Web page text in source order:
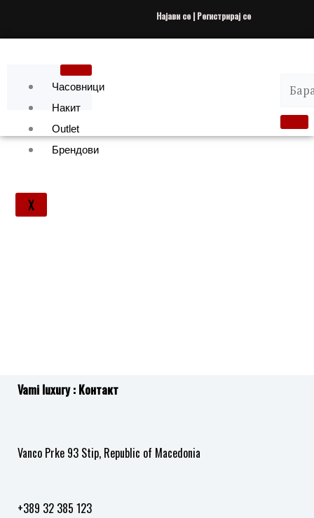
Најави се | Регистрирај се
Часовници
Накит
Outlet
Брендови
X
Vami luxury : Контакт
Vanco Prke 93 Stip, Republic of Macedonia
+389 32 385 123